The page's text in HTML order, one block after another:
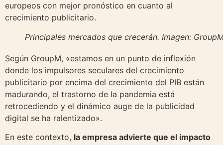
europeos con mejor pronóstico en cuanto al
crecimiento publicitario.
Principales mercados que crecerán. Imagen:
Según GroupM, «estamos en un punto de inflexión
donde los impulsores seculares del crecimiento
publicitario por encima del crecimiento del PIB están
madurando, el trastorno de la pandemia está
retrocediendo y el dinámico auge de la publicidad
digital se ha ralentizado».
En este contexto, la empresa advierte que el impacto